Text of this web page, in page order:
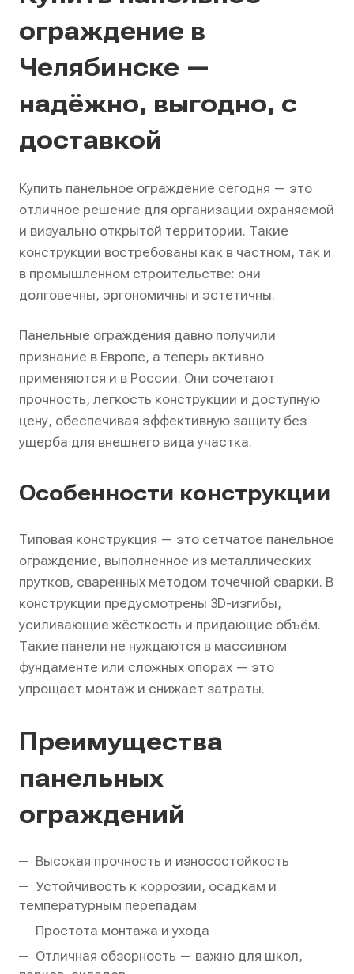
ограждение в
Челябинске —
надёжно, выгодно, с
доставкой
Купить панельное ограждение сегодня — это
отличное решение для организации охраняемой
и визуально открытой территории. Такие
конструкции востребованы как в частном, так и
в промышленном строительстве: они
долговечны, эргономичны и эстетичны.
Панельные ограждения давно получили
признание в Европе, а теперь активно
применяются и в России. Они сочетают
прочность, лёгкость конструкции и доступную
цену, обеспечивая эффективную защиту без
ущерба для внешнего вида участка.
Особенности конструкции
Типовая конструкция — это сетчатое панельное
ограждение, выполненное из металлических
прутков, сваренных методом точечной сварки. В
конструкции предусмотрены 3D-изгибы,
усиливающие жёсткость и придающие объём.
Такие панели не нуждаются в массивном
фундаменте или сложных опорах — это
упрощает монтаж и снижает затраты.
Преимущества
панельных
ограждений
Высокая прочность и износостойкость
Устойчивость к коррозии, осадкам и
температурным перепадам
Простота монтажа и ухода
Отличная обзорность — важно для школ,